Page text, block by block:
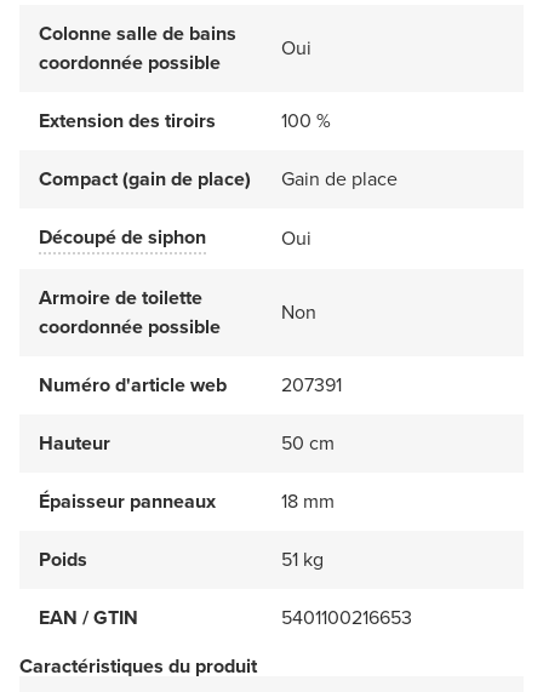
Colonne salle de bains
coordonnée possible
Oui
Extension des tiroirs 100 %
Compact (gain de place) Gain de place
Découpé de siphon Oui
Armoire de toilette
coordonnée possible
Non
Numéro d'article web 207391
Hauteur 50 cm
Épaisseur panneaux 18 mm
Poids 51 kg
EAN / GTIN
5401100216653
Caractéristiques du produit